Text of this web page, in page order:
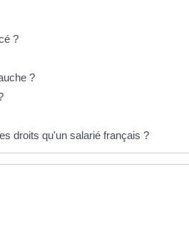
?
?
droits qu'un salarié français ?